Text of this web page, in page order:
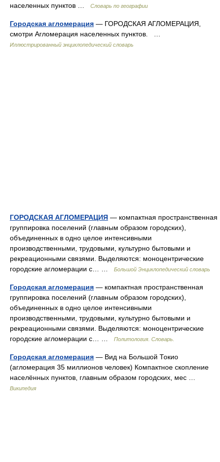
населенных пунктов …
Словарь по географии
Городская агломерация — ГОРОДСКАЯ АГЛОМЕРАЦИЯ,
смотри Агломерация населенных пунктов. …
Иллюстрированный энциклопедический словарь
ГОРОДСКАЯ АГЛОМЕРАЦИЯ — компактная пространственная
группировка поселений (главным образом городских),
объединенных в одно целое интенсивными
производственными, трудовыми, культурно бытовыми и
рекреационными связями. Выделяются: моноцентрические
городские агломерации с… …
Большой Энциклопедический словарь
Городская агломерация — компактная пространственная
группировка поселений (главным образом городских),
объединенных в одно целое интенсивными
производственными, трудовыми, культурно бытовыми и
рекреационными связями. Выделяются: моноцентрические
городские агломерации с… …
Политология. Словарь.
Городская агломерация — Вид на Большой Токио
(агломерация 35 миллионов человек) Компактное скопление
населённых пунктов, главным образом городских, мес …
Википедия